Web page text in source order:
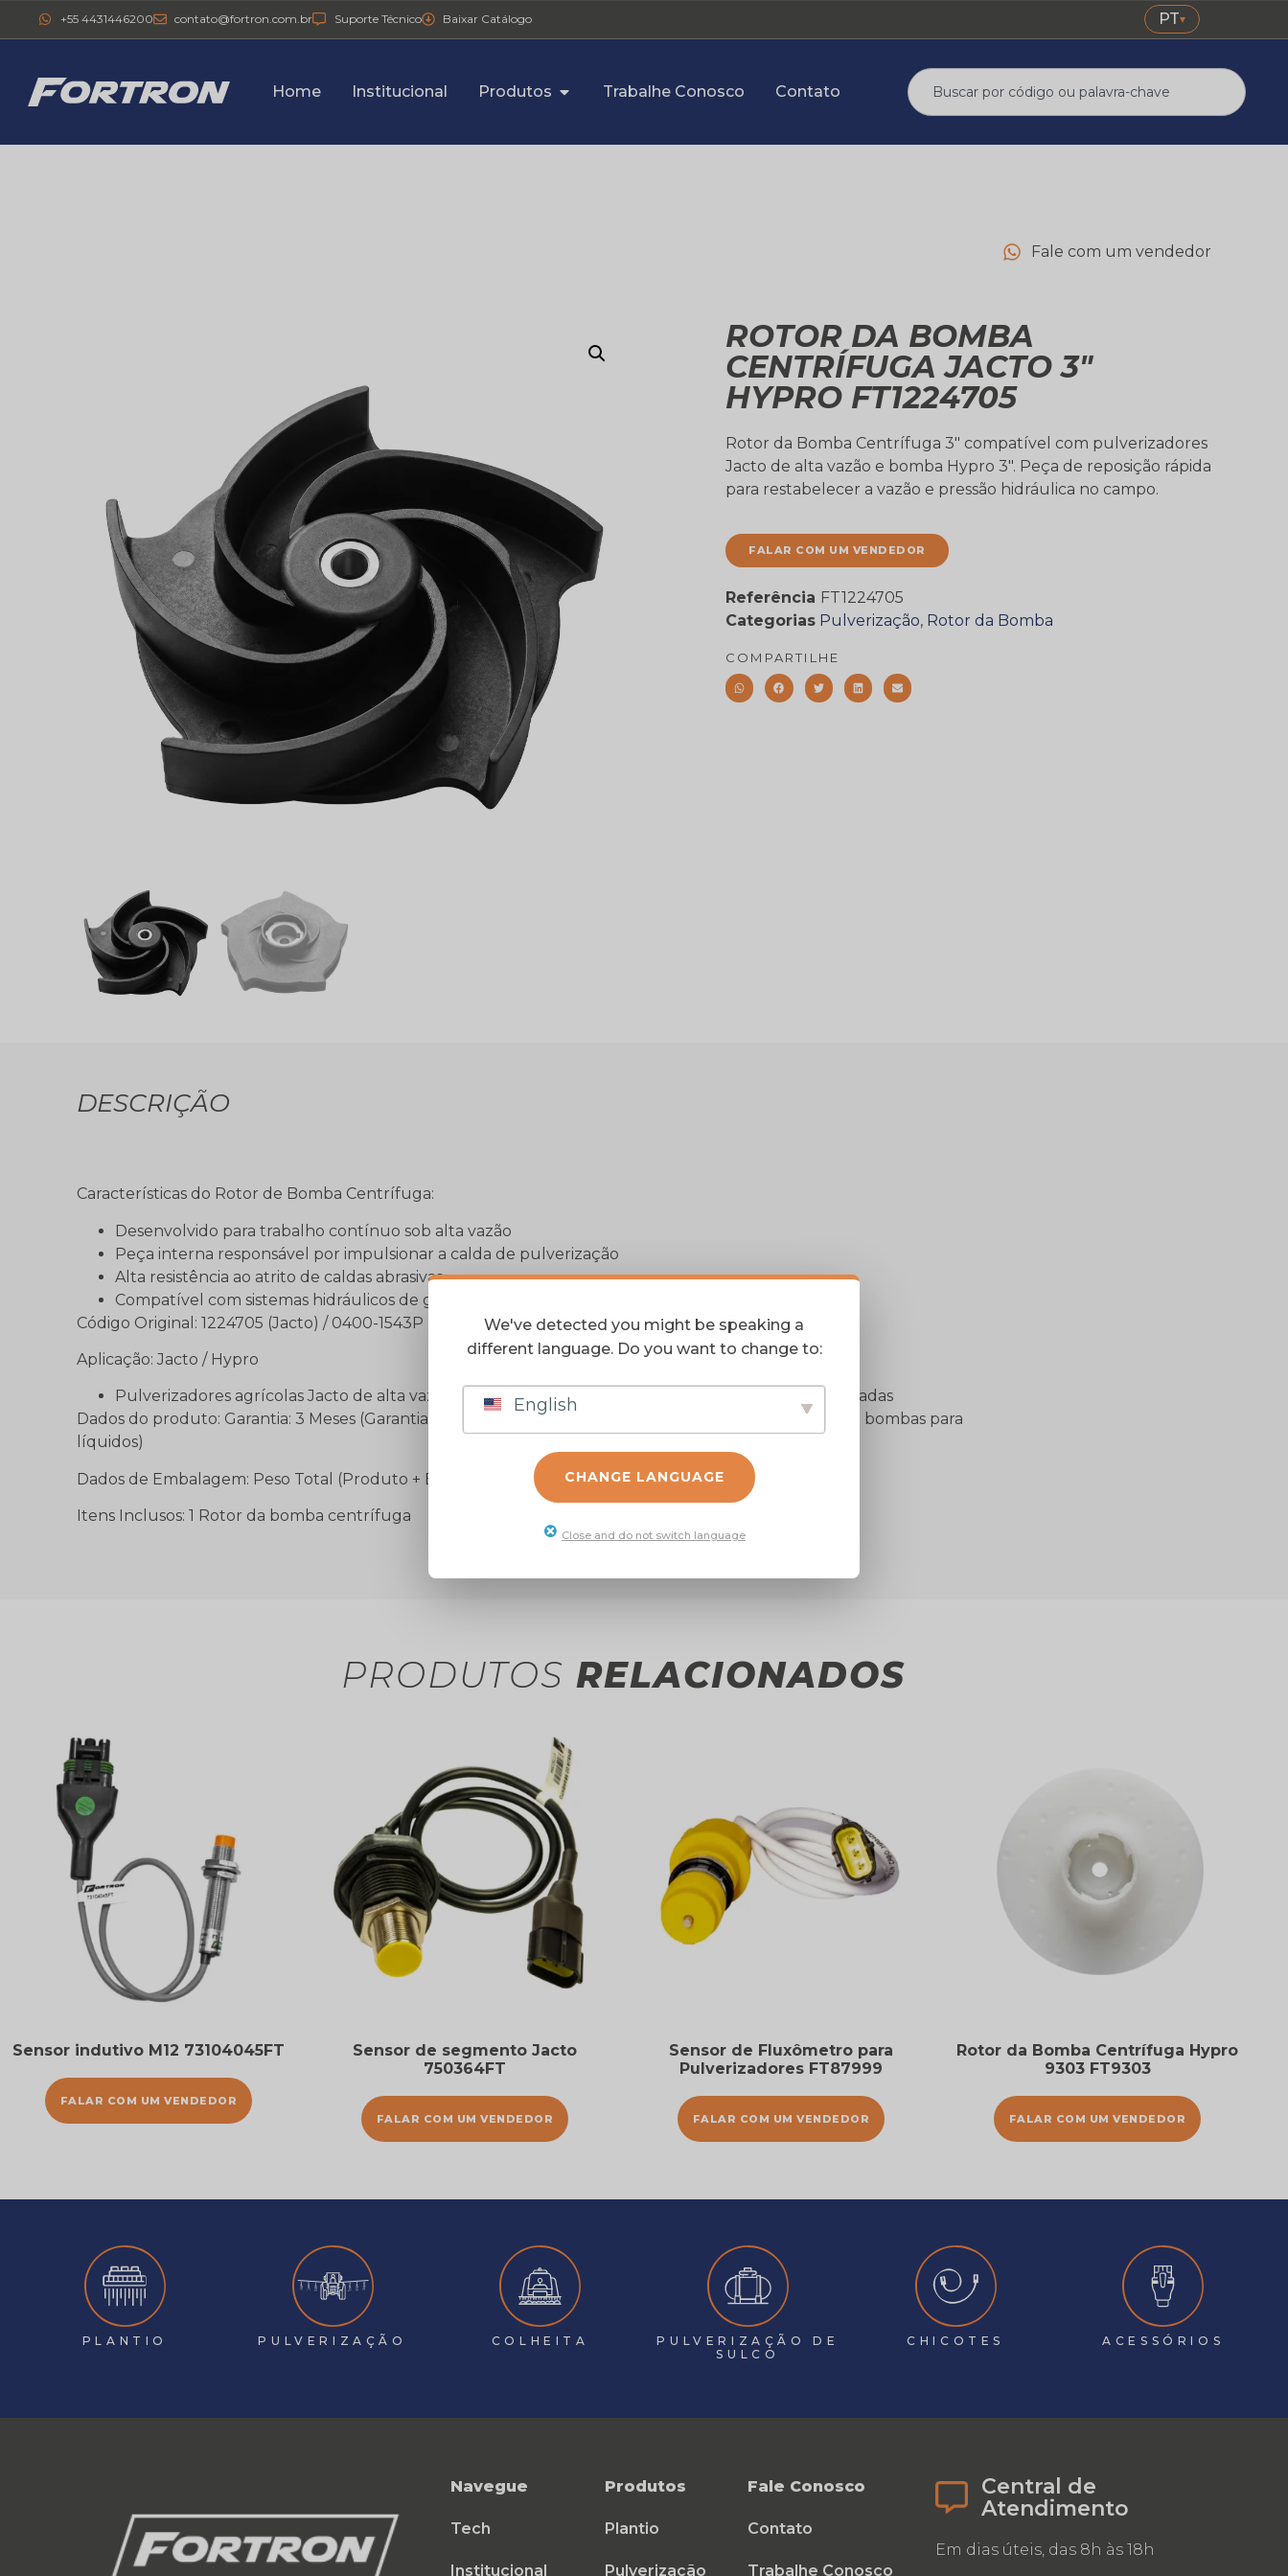
+55 4431446200 contato@fortron.com.br Suporte Técnico Baixar Catálogo PT▾
Home Institucional Produtos Trabalhe Conosco Contato
Fale com um vendedor
ROTOR DA BOMBA
CENTRÍFUGA JACTO 3″
HYPRO FT1224705
Rotor da Bomba Centrífuga 3″ compatível com pulverizadores
Jacto de alta vazão e bomba Hypro 3″. Peça de reposição rápida
para restabelecer a vazão e pressão hidráulica no campo.
FALAR COM UM VENDEDOR
Referência FT1224705
Categorias Pulverização, Rotor da Bomba
COMPARTILHE
DESCRIÇÃO
Características do Rotor de Bomba Centrífuga:
Desenvolvido para trabalho contínuo sob alta vazão
Peça interna responsável por impulsionar a calda de pulverização
Alta resistência ao atrito de caldas abrasivas
Compatível com sistemas hidráulicos de grande capacidade
Código Original: 1224705 (Jacto) / 0400-1543P (Código Hypro para faturamento de pedidos)
Aplicação: Jacto / Hypro
Pulverizadores agrícolas Jacto de alta vazão equipados com bomba centrífuga Hypro de 3 polegadas
Dados do produto: Garantia: 3 Meses (Garantia de fábrica) Marca: FORTRON NCM: 8413.91.90 (Partes de bombas para
líquidos)
Dados de Embalagem: Peso Total (Produto + Embalagem): 350 gr
Itens Inclusos: 1 Rotor da bomba centrífuga
PRODUTOS RELACIONADOS
Sensor indutivo M12 73104045FT
FALAR COM UM VENDEDOR
Sensor de segmento Jacto
750364FT
FALAR COM UM VENDEDOR
Sensor de Fluxômetro para
Pulverizadores FT87999
FALAR COM UM VENDEDOR
Rotor da Bomba Centrífuga Hypro
9303 FT9303
FALAR COM UM VENDEDOR
PLANTIO PULVERIZAÇÃO COLHEITA
PULVERIZAÇÃO DE
SULCO
CHICOTES ACESSÓRIOS
Navegue
Tech
Institucional
Produtos
Plantio
Pulverização
Fale Conosco
Contato
Trabalhe Conosco
Central de
Atendimento
Em dias úteis, das 8h às 18h
We've detected you might be speaking a
different language. Do you want to change to:
English
CHANGE LANGUAGE
Close and do not switch language